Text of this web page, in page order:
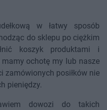
w łatwy sposób
do sklepu po ciężkim
koszyk produktami i
mamy ochotę my lub nasze
zamówionych posiłków nie
pieniędzy.
dowozi do takich